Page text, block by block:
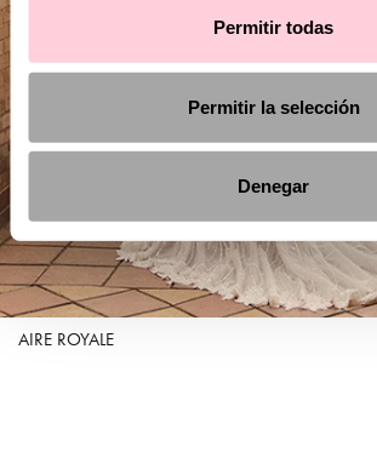
Permitir todas
Permitir la selección
Denegar
AIRE ROYALE